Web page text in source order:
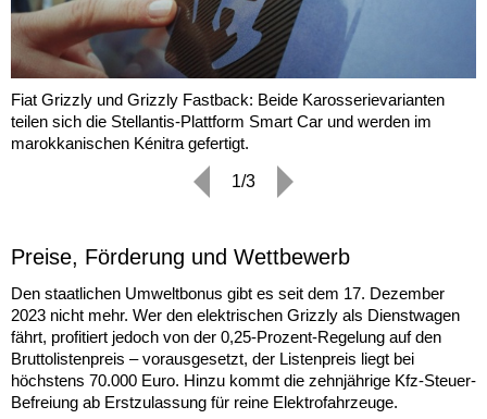
Fiat Grizzly und Grizzly Fastback: Beide Karosserievarianten
teilen sich die Stellantis-Plattform Smart Car und werden im
marokkanischen Kénitra gefertigt.
1/3
Preise, Förderung und Wettbewerb
Den staatlichen Umweltbonus gibt es seit dem 17. Dezember
2023 nicht mehr. Wer den elektrischen Grizzly als Dienstwagen
fährt, profitiert jedoch von der 0,25-Prozent-Regelung auf den
Bruttolistenpreis – vorausgesetzt, der Listenpreis liegt bei
höchstens 70.000 Euro. Hinzu kommt die zehnjährige Kfz-Steuer-
Befreiung ab Erstzulassung für reine Elektrofahrzeuge.